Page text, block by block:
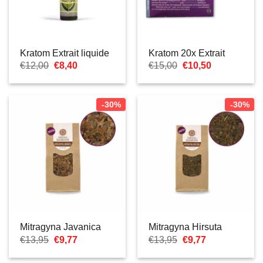
Kratom Extrait liquide
€12,00 Le
initial
€8,40Le
actuel
€8,40.
Kratom 20x Extrait
€15,00 Le
initial
€10,50Le
actuel
€10,50.
-30%
Mitragyna Javanica
€13,95 Le
initial
€9,77Le
actuel
-30%
Mitragyna Hirsuta
€13,95 Le
initial
€9,77Le
actuel